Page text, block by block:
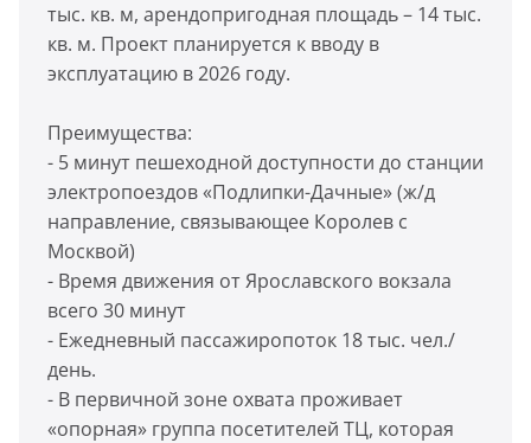
тыс. кв. м, арендопригодная площадь – 14 тыс.
кв. м. Проект планируется к вводу в
эксплуатацию в 2026 году.
Преимущества:
- 5 минут пешеходной доступности до станции
электропоездов «Подлипки-Дачные» (ж/д
направление, связывающее Королев с
Москвой)
- Время движения от Ярославского вокзала
всего 30 минут
- Ежедневный пассажиропоток 18 тыс. чел./
день.
- В первичной зоне охвата проживает
«опорная» группа посетителей ТЦ, которая